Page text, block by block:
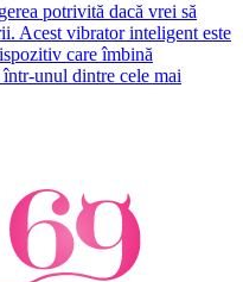
potrivită dacă vrei să
Acest vibrator inteligent este
care îmbină
unul dintre cele mai